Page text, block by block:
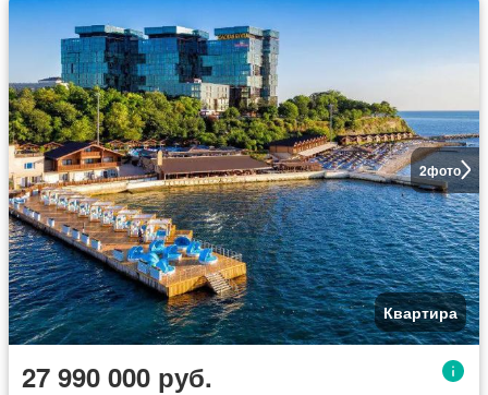
2фото
Квартира
27 990 000 руб.